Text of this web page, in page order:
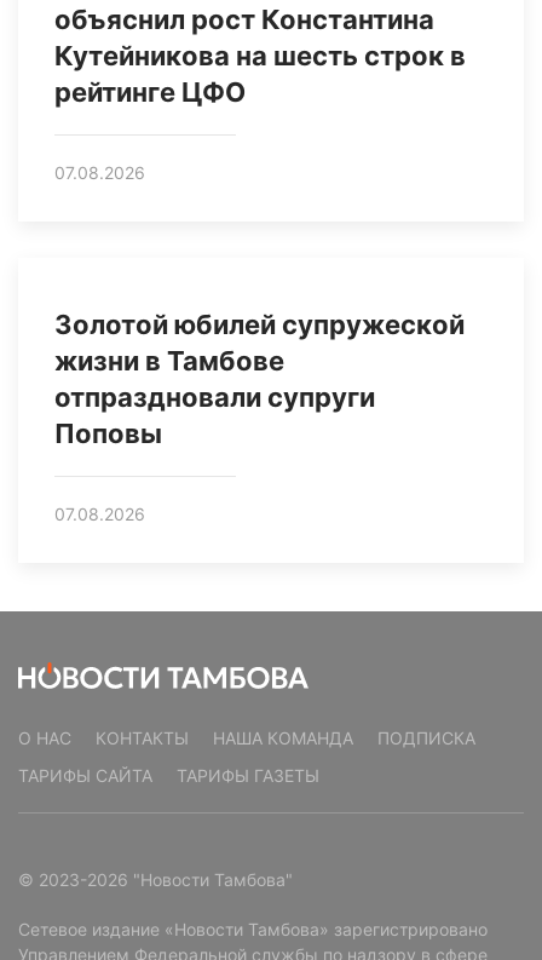
объяснил рост Константина
Кутейникова на шесть строк в
рейтинге ЦФО
07.08.2026
Золотой юбилей супружеской
жизни в Тамбове
отпраздновали супруги
Поповы
07.08.2026
О НАС КОНТАКТЫ НАША КОМАНДА
ПОДПИСКА
ТАРИФЫ САЙТА
ТАРИФЫ ГАЗЕТЫ
© 2023-2026 "Новости Тамбова"
Сетевое издание «Новости Тамбова» зарегистрировано
Управлением Федеральной службы по надзору в сфере